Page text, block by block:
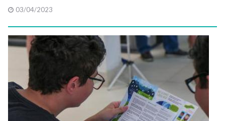
03/04/2023